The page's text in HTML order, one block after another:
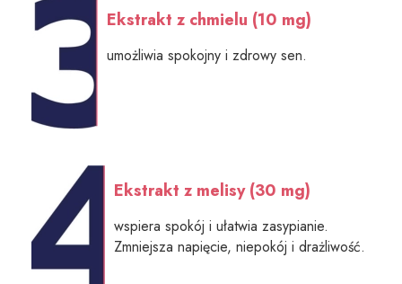
Ekstrakt z chmielu (10 mg)
umożliwia spokojny i zdrowy sen.
Ekstrakt z melisy (30 mg)
wspiera spokój i ułatwia zasypianie.
Zmniejsza napięcie, niepokój i drażliwość.